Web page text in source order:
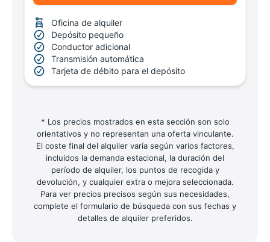
Oficina de alquiler
Depósito pequeño
Conductor adicional
Transmisión automática
Tarjeta de débito para el depósito
* Los precios mostrados en esta sección son solo
orientativos y no representan una oferta vinculante.
El coste final del alquiler varía según varios factores,
incluidos la demanda estacional, la duración del
período de alquiler, los puntos de recogida y
devolución, y cualquier extra o mejora seleccionada.
Para ver precios precisos según sus necesidades,
complete el formulario de búsqueda con sus fechas y
detalles de alquiler preferidos.